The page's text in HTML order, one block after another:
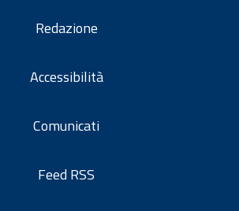
Redazione
Accessibilità
Comunicati
Feed RSS